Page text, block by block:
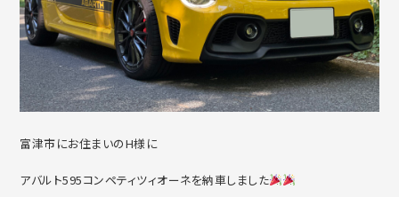
富津市にお住まいのH様に
アバルト595コンペティツィオーネを納車しました